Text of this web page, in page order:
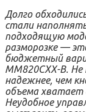
Долго
стали
подходящую
разморозке —
бюджетный
MM820CXX-B.
надежнее, чем
объема хватает
Неудобное